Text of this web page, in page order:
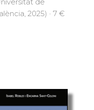
2025) · 7 €